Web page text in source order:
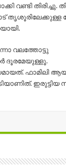
വണ്ടി തിരിച്ചു.
തൃശൂരിലേക്കുള്ള
വലത്തോട്ടു
ദൂരമേയുള്ളൂ.
ഫാമിലി
ഇരുട്ടിയ